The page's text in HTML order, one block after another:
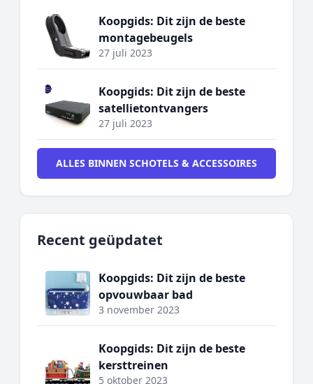
Koopgids: Dit zijn de beste
montagebeugels
27 juli 2023
Koopgids: Dit zijn de beste
satellietontvangers
27 juli 2023
ALLES BINNEN SCHOTELS & ACCESSOIRES
Recent geüpdatet
Koopgids: Dit zijn de beste
opvouwbaar bad
3 november 2023
Koopgids: Dit zijn de beste
kersttreinen
5 oktober 2023